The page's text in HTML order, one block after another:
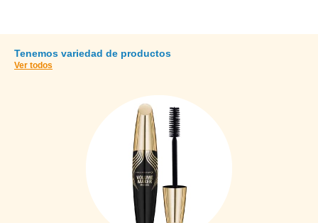
Tenemos variedad de productos
Ver todos